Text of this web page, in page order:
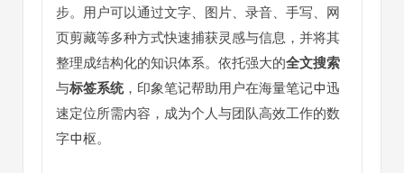
步。用户可以通过文字、图片、录音、手写、网
页剪藏等多种方式快速捕获灵感与信息，并将其
整理成结构化的知识体系。依托强大的全文搜索
与标签系统，印象笔记帮助用户在海量笔记中迅
速定位所需内容，成为个人与团队高效工作的数
字中枢。